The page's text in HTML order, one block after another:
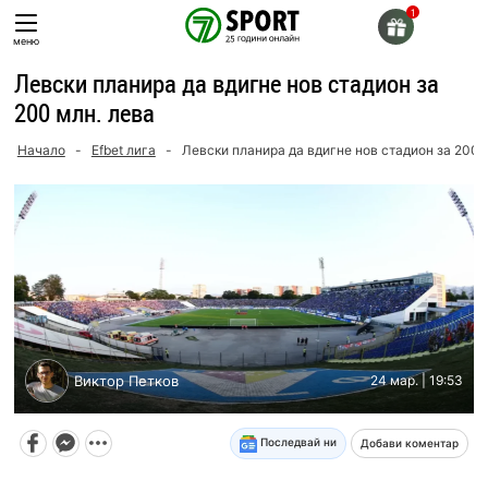
Skip
toменю
Левски планира да вдигне нов стадион за
200 млн. лева
Начало - Efbet лига - Левски планира да вдигне нов стадион за 200
Виктор Петков 24 мар. | 19:53
Последвай ни Добави коментар